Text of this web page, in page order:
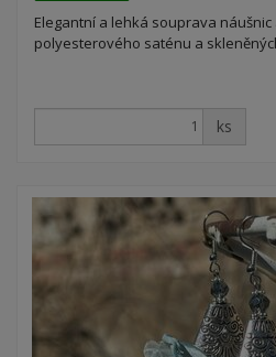
Elegantní a lehká souprava
polyesterového saténu a
ks